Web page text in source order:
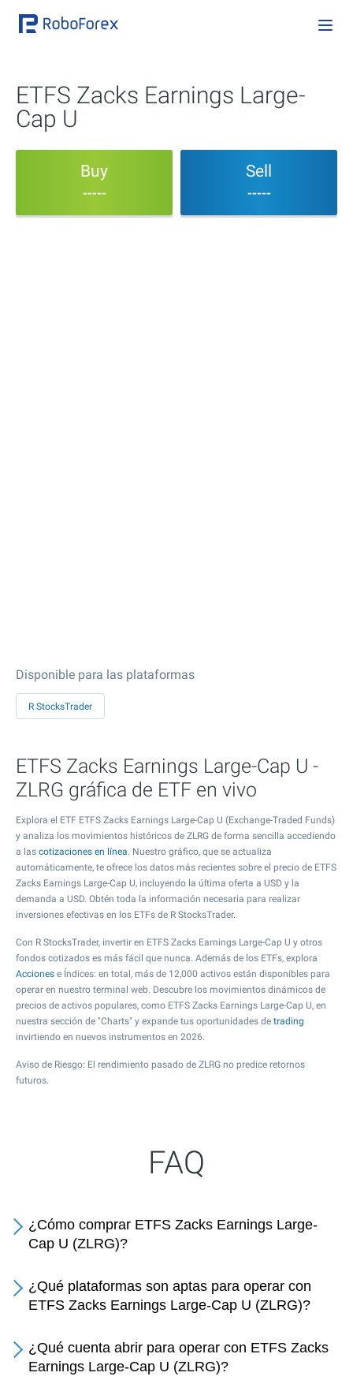
ETFS Zacks Earnings Large-
Cap U
Buy
-----
Sell
-----
Disponible para las plataformas
R StocksTrader
ETFS Zacks Earnings Large-Cap U -
ZLRG gráfica de ETF en vivo
Explora el ETF ETFS Zacks Earnings Large-Cap U (Exchange-Traded Funds)
y analiza los movimientos históricos de ZLRG de forma sencilla accediendo
a las cotizaciones en línea. Nuestro gráfico, que se actualiza
automáticamente, te ofrece los datos más recientes sobre el precio de ETFS
Zacks Earnings Large-Cap U, incluyendo la última oferta a USD y la
demanda a USD. Obtén toda la información necesaria para realizar
inversiones efectivas en los ETFs de R StocksTrader.
Con R StocksTrader, invertir en ETFS Zacks Earnings Large-Cap U y otros
fondos cotizados es más fácil que nunca. Además de los ETFs, explora
Acciones e Índices: en total, más de 12,000 activos están disponibles para
operar en nuestro terminal web. Descubre los movimientos dinámicos de
precios de activos populares, como ETFS Zacks Earnings Large-Cap U, en
nuestra sección de "Charts" y expande tus oportunidades de trading
invirtiendo en nuevos instrumentos en 2026.
Aviso de Riesgo: El rendimiento pasado de ZLRG no predice retornos
futuros.
FAQ
¿Cómo comprar ETFS Zacks Earnings Large-
Cap U (ZLRG)?
¿Qué plataformas son aptas para operar con
ETFS Zacks Earnings Large-Cap U (ZLRG)?
¿Qué cuenta abrir para operar con ETFS Zacks
Earnings Large-Cap U (ZLRG)?